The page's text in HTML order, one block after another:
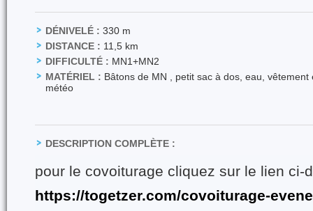
DÉNIVELÉ : 330 m
DISTANCE : 11,5 km
DIFFICULTÉ : MN1+MN2
MATÉRIEL : Bâtons de MN , petit sac à dos, eau,
météo
DESCRIPTION COMPLÈTE :
pour le covoiturage cliquez sur le lien ci-
https://togetzer.com/covoiturage-